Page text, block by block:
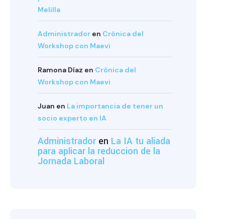
Melilla
Administrador en Crónica del
Workshop con Maevi
Ramona Díaz en Crónica del
Workshop con Maevi
Juan en La importancia de tener un
socio experto en IA
Administrador en La IA tu aliada
para aplicar la reduccion de la
Jornada Laboral